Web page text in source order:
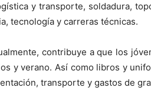
y transporte, soldadura,
tecnología y carreras técnicas.
contribuye a que los
y verano. Así como libros y
transporte y gastos de